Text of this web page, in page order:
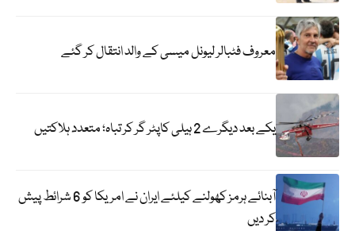
معروف فٹبالر لیونل میسی کے والد انتقال کر گئے
یکے بعد دیگرے 2 ہیلی کاپٹر گر کر تباہ؛ متعدد ہلاکتیں
آبنائے ہرمز کھولنے کیلئے ایران نے امریکا کو 6 شرائط پیش
کر دیں